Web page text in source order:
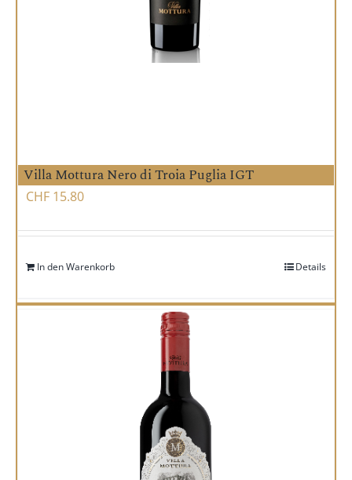
Villa Mottura Nero di Troia Puglia IGT
CHF 15.80
In den Warenkorb Details